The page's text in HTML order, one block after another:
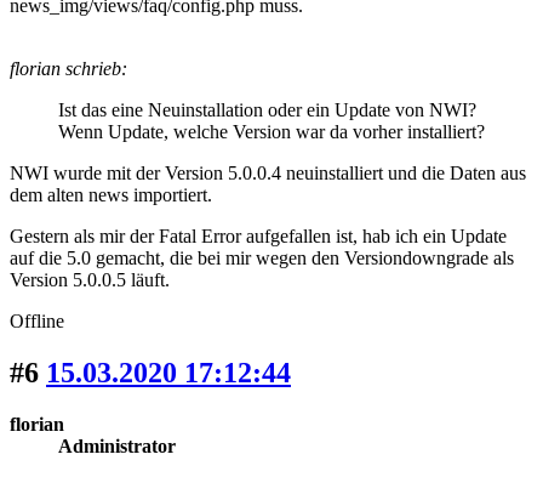
news_img/views/faq/config.php muss.
florian schrieb:
Ist das eine Neuinstallation oder ein Update von NWI?
Wenn Update, welche Version war da vorher installiert?
NWI wurde mit der Version 5.0.0.4 neuinstalliert und die Daten aus
dem alten news importiert.
Gestern als mir der Fatal Error aufgefallen ist, hab ich ein Update
auf die 5.0 gemacht, die bei mir wegen den Versiondowngrade als
Version 5.0.0.5 läuft.
Offline
#6 15.03.2020 17:12:44
florian
Administrator